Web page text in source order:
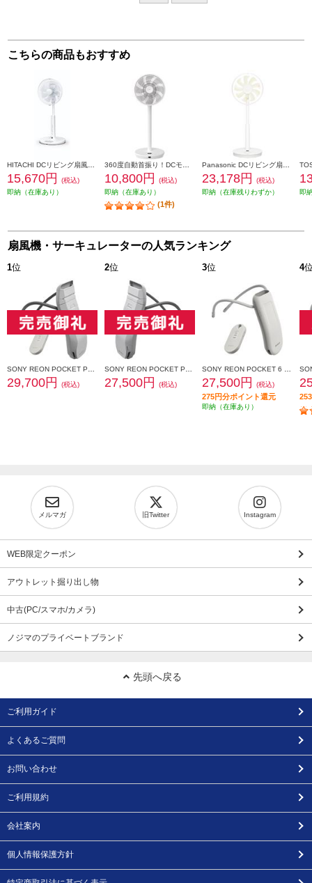
こちらの商品もおすすめ
15,670円
(税込)
即納（在庫あり）
10,800円
(税込)
即納（在庫あり）
(1件)
23,178円
(税込)
即納（在庫残りわずか）
即
扇風機・サーキュレーターの人気ランキング
1位
29,700円 (税込)
2位
27,500円 (税込)
3位
27,500円 (税込)
275円分ポイント還元
即納（在庫あり）
4
メルマガ 旧Twitter Instagram
WEB限定クーポン
アウトレット掘り出し物
中古(PC/スマホ/カメラ)
ノジマのプライベートブランド
先頭へ戻る
ご利用ガイド
よくあるご質問
お問い合わせ
ご利用規約
会社案内
個人情報保護方針